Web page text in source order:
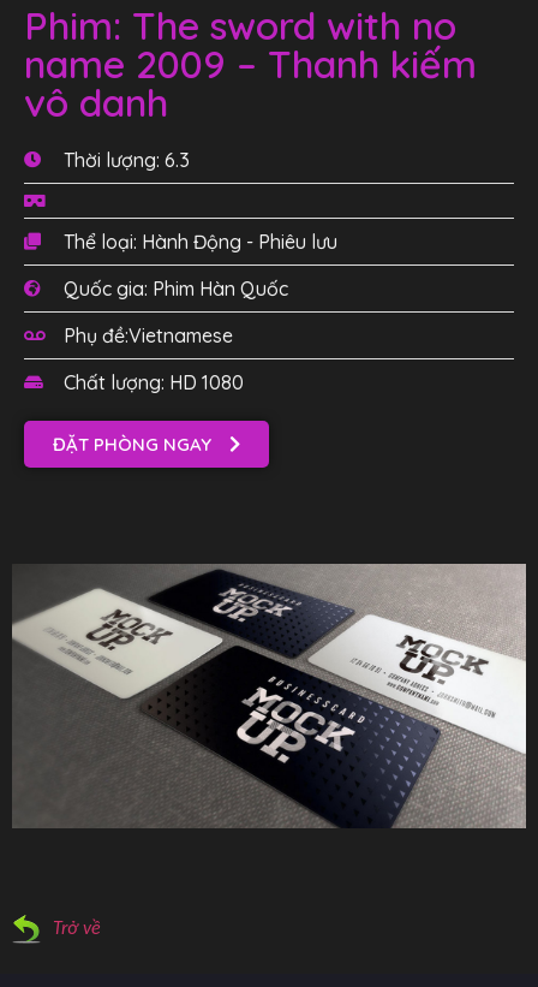
Phim: The sword with no
name 2009 – Thanh kiếm
vô danh
Thời lượng: 6.3
Thể loại: Hành Động - Phiêu lưu
Quốc gia: Phim Hàn Quốc
Phụ đề:Vietnamese
Chất lượng: HD 1080
ĐẶT PHÒNG NGAY
Trở về